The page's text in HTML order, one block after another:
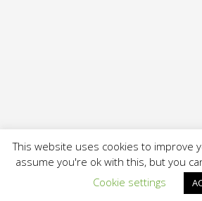
© Disfaport 2018 - All Rights Reserved.
This website uses cookies to improve
assume you're ok with this, but you
Cookie settings